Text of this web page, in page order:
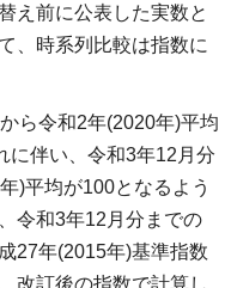
え前に公表した実数と
、時系列比較は指数に
ら令和2年(2020年)平均
に伴い、令和3年12月分
)平均が100となるよう
令和3年12月分までの
27年(2015年)基準指数
改訂後の指数で計算し